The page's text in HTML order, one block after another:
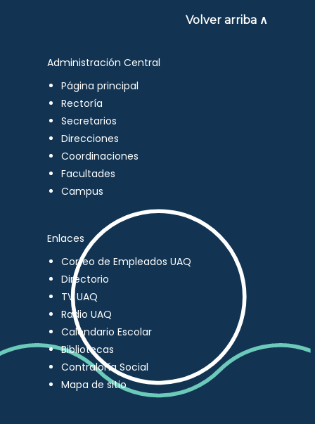
Volver arriba ∧
Administración Central
Página principal
Rectoría
Secretarios
Direcciones
Coordinaciones
Facultades
Campus
Enlaces
Correo de Empleados UAQ
Directorio
TV UAQ
Radio UAQ
Calendario Escolar
Bibliotecas
Contraloría Social
Mapa de sitio